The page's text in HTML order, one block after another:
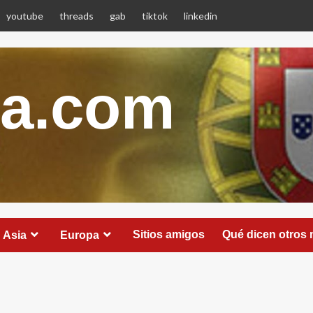
youtube threads gab tiktok linkedin
Asia Europa Sitios amigos Qué dicen otros